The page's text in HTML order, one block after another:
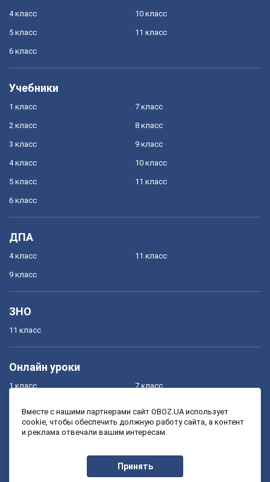
4 класс
5 класс
6 класс
10 класс
11 класс
Учебники
1 класс
2 класс
3 класс
4 класс
5 класс
6 класс
7 класс
8 класс
9 класс
10 класс
11 класс
ДПА
4 класс
9 класс
11 класс
ЗНО
11 класс
Онлайн уроки
1 класс
3 класс
7 класс
9 класс
Вместе с нашими партнерами сайт OBOZ.UA использует
cookie, чтобы обеспечить должную работу сайта, а контент
и реклама отвечали вашим интересам.
Принять